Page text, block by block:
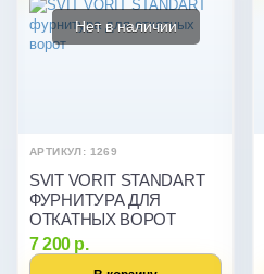
Нет в наличии
АРТИКУЛ: 1269
SVIT VORIT STANDART
ФУРНИТУРА ДЛЯ
ОТКАТНЫХ ВОРОТ
7 200 р.